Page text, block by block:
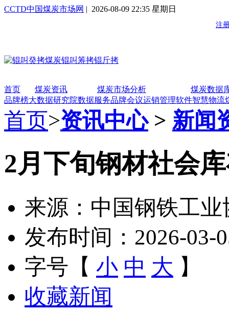
CCTD中国煤炭市场网 | 2026-08-09 22:35 星期日
首页 煤炭资讯 煤炭市场分析
煤炭数据
品牌榜大数据研究院数据服务品牌会议运销管理软件智慧物流
首页>资讯中心> 新闻
2月下旬钢材社会
来源：中国钢铁工业
发布时间：2026-03-
字号【 小 中 大 】
收藏新闻